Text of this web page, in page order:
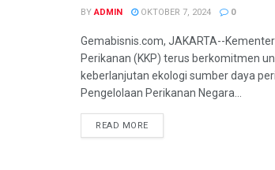
BY ADMIN OKTOBER 7, 2024 0
Gemabisnis.com, JAKARTA--
Perikanan (KKP) terus berkomitmen
keberlanjutan ekologi sumber daya
Pengelolaan Perikanan Negara...
READ MORE